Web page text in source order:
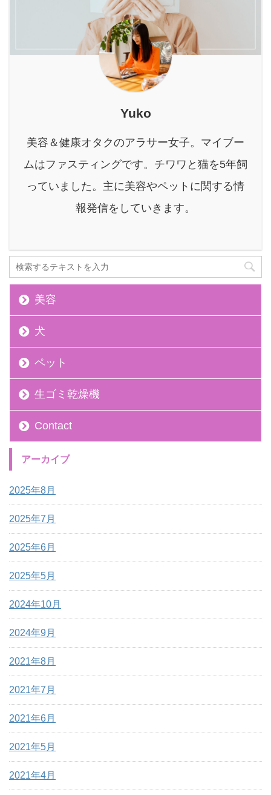
性・安心性・携帯性を備
えた次世代ペットハウス
「SHAoooN!（シャオー
く美しさを引き出すため
の、とっておきの秘策
「酵素ドリンクを使った
ファスティ ...
か…」とため息が出るこ
と、ありませんか？ 特に
夏場は、生ごみから漂う
強烈な臭い、ブンブン飛
び回るコバエ、汁だれで
汚れるごみ箱、そして重
てる時の億劫さ。日々の
トレスが積み重なってい
うな悩みを持つ方におす
すめしたいのが、家庭用
パリキュー」シリーズで
だけ ...
Yuko
美容＆健康オタクのアラサー女子。マイブー
ムはファスティングです。チワワと猫を5年飼
っていました。主に美容やペットに関する情
報発信をしていきます。
美容
犬
ペット
生ゴミ乾燥機
Contact
アーカイブ
2025年8月
2025年7月
2025年6月
2025年5月
2024年10月
2024年9月
2021年8月
2021年7月
2021年6月
2021年5月
2021年4月